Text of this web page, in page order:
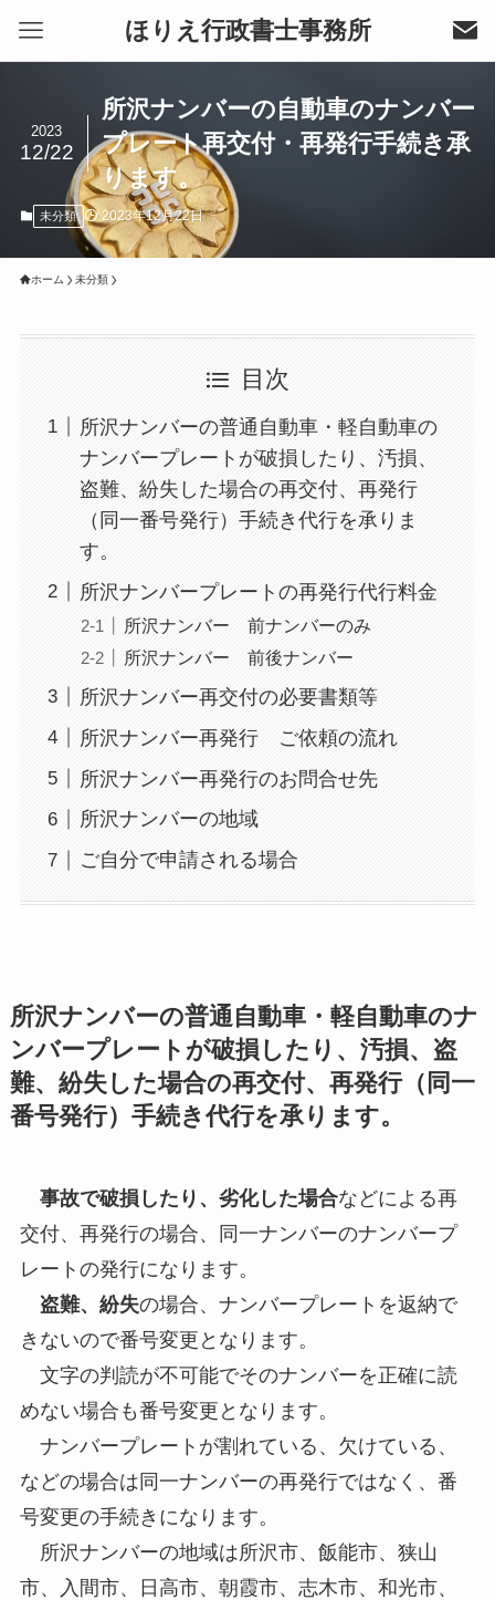
ほりえ行政書士事務所
所沢ナンバーの自動車のナンバー
プレート再交付・再発行手続き承
ります。
2023
12/22
未分類 2023年12月22日
ホーム 未分類
目次
所沢ナンバーの普通自動車・軽自動車の
ナンバープレートが破損したり、汚損、
盗難、紛失した場合の再交付、再発行
（同一番号発行）手続き代行を承りま
す。
所沢ナンバープレートの再発行代行料金
所沢ナンバー 前ナンバーのみ
所沢ナンバー 前後ナンバー
所沢ナンバー再交付の必要書類等
所沢ナンバー再発行 ご依頼の流れ
所沢ナンバー再発行のお問合せ先
所沢ナンバーの地域
ご自分で申請される場合
所沢ナンバーの普通自動車・軽自動車のナ
ンバープレートが破損したり、汚損、盗
難、紛失した場合の再交付、再発行（同一
番号発行）手続き代行を承ります。
事故で破損したり、劣化した場合などによる再
交付、再発行の場合、同一ナンバーのナンバープ
レートの発行になります。
盗難、紛失の場合、ナンバープレートを返納で
きないので番号変更となります。
文字の判読が不可能でそのナンバーを正確に読
めない場合も番号変更となります。
ナンバープレートが割れている、欠けている、
などの場合は同一ナンバーの再発行ではなく、番
号変更の手続きになります。
所沢ナンバーの地域は所沢市、飯能市、狭山
市、入間市、日高市、朝霞市、志木市、和光市、